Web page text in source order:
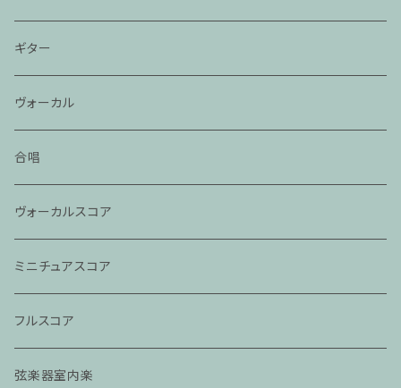
ギター
ヴォーカル
合唱
ヴォーカルスコア
ミニチュアスコア
フルスコア
弦楽器室内楽